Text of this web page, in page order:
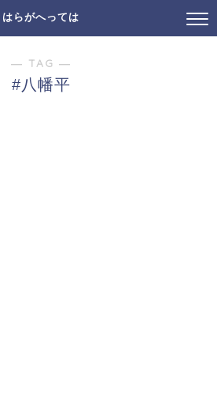
はらがへっては
― TAG ―
#八幡平